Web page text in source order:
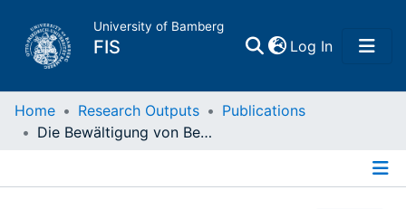
University of Bamberg
FIS Log In(current)
Home
Home Research Outputs
Publications
Die Bewältigung von Bedrohung, Angst und Stress : Achtsamkeit, Akzeptanz und Erlebensvermeidung als Copingstrategien